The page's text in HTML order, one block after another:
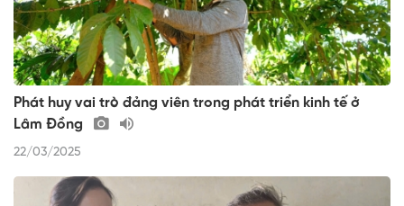
Phát huy vai trò đảng viên trong phát triển kinh tế ở
Lâm Đồng
22/03/2025